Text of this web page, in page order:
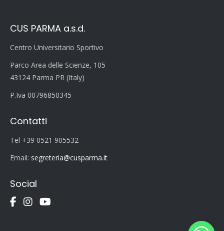
CUS PARMA a.s.d.
Centro Universitario Sportivo
Parco Area delle Scienze, 105
43124 Parma PR (Italy)
P.Iva 00796850345
Contatti
Tel +39 0521 905532
Email: segreteria@cusparma.it
Social